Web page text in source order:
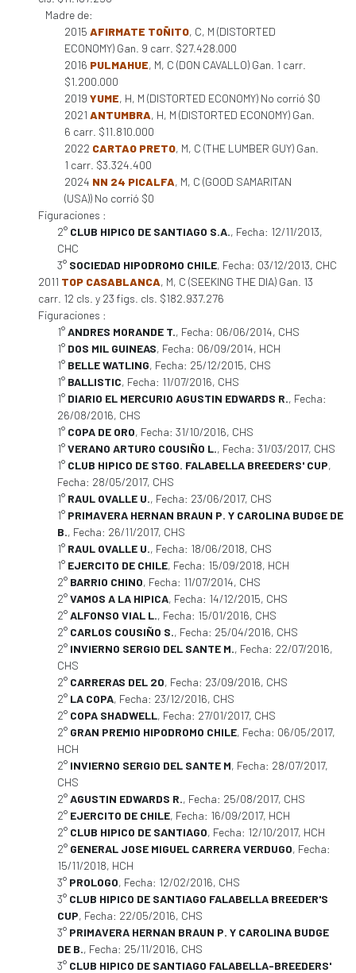
Madre de:
2015 AFIRMATE TOÑITO, C, M (DISTORTED
ECONOMY) Gan. 9 carr. $27.428.000
2016 PULMAHUE, M, C (DON CAVALLO) Gan. 1 carr.
$1.200.000
2019 YUME, H, M (DISTORTED ECONOMY) No corrió $0
2021 ANTUMBRA, H, M (DISTORTED ECONOMY) Gan.
6 carr. $11.810.000
2022 CARTAO PRETO, M, C (THE LUMBER GUY) Gan.
1 carr. $3.324.400
2024 NN 24 PICALFA, M, C (GOOD SAMARITAN
(USA)) No corrió $0
Figuraciones :
2° CLUB HIPICO DE SANTIAGO S.A., Fecha: 12/11/2013,
CHC
3° SOCIEDAD HIPODROMO CHILE, Fecha: 03/12/2013, CHC
2011 TOP CASABLANCA, M, C (SEEKING THE DIA) Gan. 13
carr. 12 cls. y 23 figs. cls. $182.937.276
Figuraciones :
1°ANDRES MORANDE T., Fecha: 06/06/2014, CHS
1° DOS MIL GUINEAS, Fecha: 06/09/2014, HCH
1° BELLE WATLING, Fecha: 25/12/2015, CHS
1° BALLISTIC, Fecha: 11/07/2016, CHS
1° DIARIO EL MERCURIO AGUSTIN EDWARDS R., Fecha:
26/08/2016, CHS
1° COPA DE ORO, Fecha: 31/10/2016, CHS
1°VERANO ARTURO COUSIÑO L., Fecha: 31/03/2017, CHS
1° CLUB HIPICO DE STGO. FALABELLA BREEDERS' CUP,
Fecha: 28/05/2017, CHS
1° RAUL OVALLE U., Fecha: 23/06/2017, CHS
1° PRIMAVERA HERNAN BRAUN P. Y CAROLINA BUDGE DE
B., Fecha: 26/11/2017, CHS
1° RAUL OVALLE U., Fecha: 18/06/2018, CHS
1° EJERCITO DE CHILE, Fecha: 15/09/2018, HCH
2° BARRIO CHINO, Fecha: 11/07/2014, CHS
2°VAMOS A LA HIPICA, Fecha: 14/12/2015, CHS
2°ALFONSO VIAL L., Fecha: 15/01/2016, CHS
2° CARLOS COUSIÑO S., Fecha: 25/04/2016, CHS
2° INVIERNO SERGIO DEL SANTE M., Fecha: 22/07/2016,
CHS
2° CARRERAS DEL 20, Fecha: 23/09/2016, CHS
2° LA COPA, Fecha: 23/12/2016, CHS
2° COPA SHADWELL, Fecha: 27/01/2017, CHS
2° GRAN PREMIO HIPODROMO CHILE, Fecha: 06/05/2017,
HCH
2° INVIERNO SERGIO DEL SANTE M, Fecha: 28/07/2017,
CHS
2°AGUSTIN EDWARDS R., Fecha: 25/08/2017, CHS
2° EJERCITO DE CHILE, Fecha: 16/09/2017, HCH
2° CLUB HIPICO DE SANTIAGO, Fecha: 12/10/2017, HCH
2° GENERAL JOSE MIGUEL CARRERA VERDUGO, Fecha:
15/11/2018, HCH
3° PROLOGO, Fecha: 12/02/2016, CHS
3° CLUB HIPICO DE SANTIAGO FALABELLA BREEDER'S
CUP, Fecha: 22/05/2016, CHS
3° PRIMAVERA HERNAN BRAUN P. Y CAROLINA BUDGE
DE B., Fecha: 25/11/2016, CHS
3° CLUB HIPICO DE SANTIAGO FALABELLA-BREEDERS'